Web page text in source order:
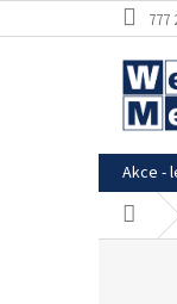
na
777
Akce -